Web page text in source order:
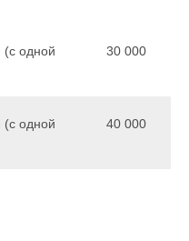
(с одной
30 000
(с одной
40 000